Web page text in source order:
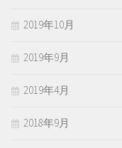
2019年10月
2019年9月
2019年4月
2018年9月